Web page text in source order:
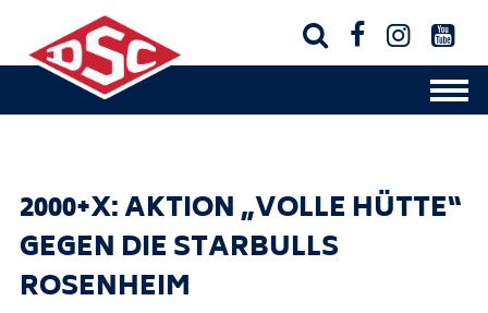
   
2000+X: AKTION „VOLLE HÜTTE“
GEGEN DIE STARBULLS
ROSENHEIM